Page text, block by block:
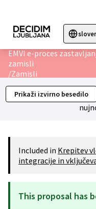
Sprache
EMVI e-proces
zamisli
/Zamisli
Prikaži izvirno besedilo
Included in Krepitev
integracije in
This proposal has